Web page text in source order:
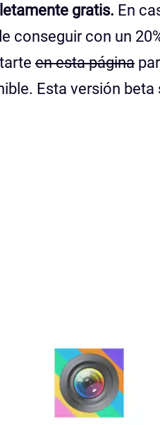
gratis. En
conseguir con un
en esta página
Esta versión beta